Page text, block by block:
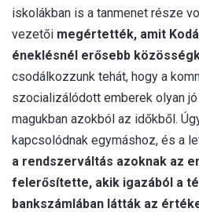
iskolákban is a tanmenet része
vezetői megértették, amit
éneklésnél erősebb
csodálkozzunk tehát, hogy a
szocializálódott emberek olyan
magukban azokból az időkből.
kapcsolódnak egymáshoz, és a
a rendszerváltás azoknak az
felerősítette, akik igazából a
bankszámlában látták az